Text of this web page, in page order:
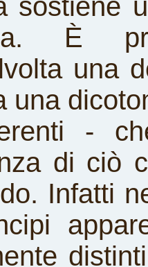
sostiene
È
una
una
-
di ciò
Infatti